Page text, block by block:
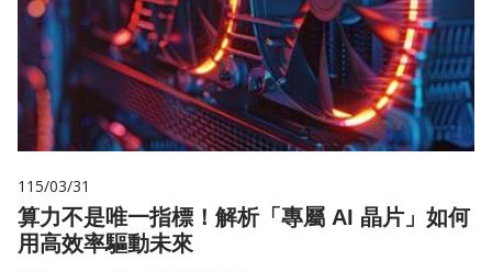
115/03/31
算力不是唯一指標！解析「專屬 AI 晶片」如何
用高效率驅動未來